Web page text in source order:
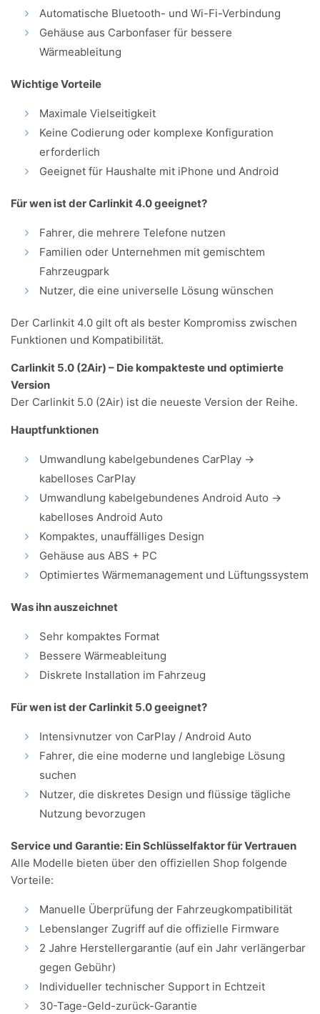
Automatische Bluetooth- und Wi-Fi-Verbindung
Gehäuse aus Carbonfaser für bessere
Wärmeableitung
Wichtige Vorteile
Maximale Vielseitigkeit
Keine Codierung oder komplexe Konfiguration
erforderlich
Geeignet für Haushalte mit iPhone und Android
Für wen ist der Carlinkit 4.0 geeignet?
Fahrer, die mehrere Telefone nutzen
Familien oder Unternehmen mit gemischtem
Fahrzeugpark
Nutzer, die eine universelle Lösung wünschen
Der Carlinkit 4.0 gilt oft als bester Kompromiss zwischen
Funktionen und Kompatibilität.
Carlinkit 5.0 (2Air) – Die kompakteste und optimierte
Version
Der Carlinkit 5.0 (2Air) ist die neueste Version der Reihe.
Hauptfunktionen
Umwandlung kabelgebundenes CarPlay →
kabelloses CarPlay
Umwandlung kabelgebundenes Android Auto →
kabelloses Android Auto
Kompaktes, unauffälliges Design
Gehäuse aus ABS + PC
Optimiertes Wärmemanagement und Lüftungssystem
Was ihn auszeichnet
Sehr kompaktes Format
Bessere Wärmeableitung
Diskrete Installation im Fahrzeug
Für wen ist der Carlinkit 5.0 geeignet?
Intensivnutzer von CarPlay / Android Auto
Fahrer, die eine moderne und langlebige Lösung
suchen
Nutzer, die diskretes Design und flüssige tägliche
Nutzung bevorzugen
Service und Garantie: Ein Schlüsselfaktor für Vertrauen
Alle Modelle bieten über den offiziellen Shop folgende
Vorteile:
Manuelle Überprüfung der Fahrzeugkompatibilität
Lebenslanger Zugriff auf die offizielle Firmware
2 Jahre Herstellergarantie (auf ein Jahr verlängerbar
gegen Gebühr)
Individueller technischer Support in Echtzeit
30-Tage-Geld-zurück-Garantie